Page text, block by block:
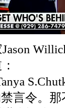
Jason
言令。